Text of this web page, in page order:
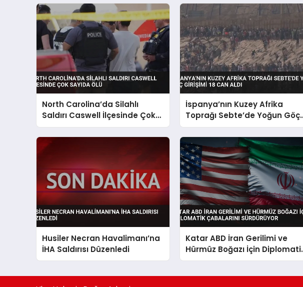
North Carolina’da Silahlı
Saldırı Caswell İlçesinde Çok
Sayıda Ölü
İspanya’nın Kuzey Afrika
Toprağı Sebte’de Yoğun Göç
Girişimi 18 Can Aldı
Husiler Necran Havalimanı’na
İHA Saldırısı Düzenledi
Katar ABD İran Gerilimi ve
Hürmüz Boğazı İçin
Çabalarını Sürdürüyor